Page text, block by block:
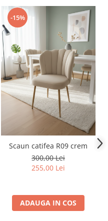
-15%
Scaun catifea R09 crem
300,00 Lei
255,00 Lei
ADAUGA IN COS